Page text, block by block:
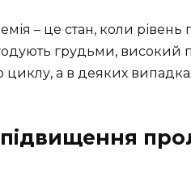
– це стан, коли
годують грудьми,
а в деяких випадках